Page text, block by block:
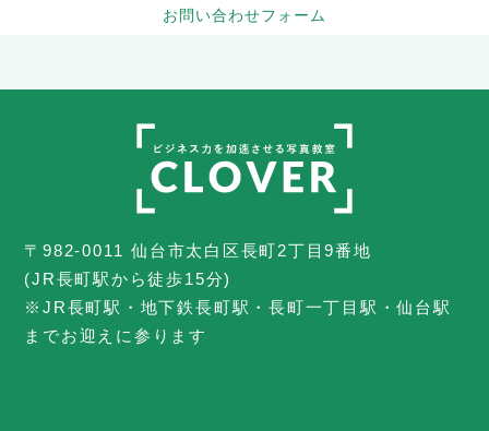
お問い合わせフォーム
〒982-0011 仙台市太白区長町2丁目9番地
(JR長町駅から徒歩15分)
※JR長町駅・地下鉄長町駅・長町一丁目駅・仙台駅
までお迎えに参ります